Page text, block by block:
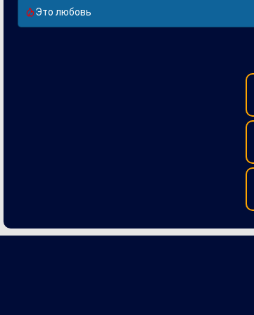
Это любовь